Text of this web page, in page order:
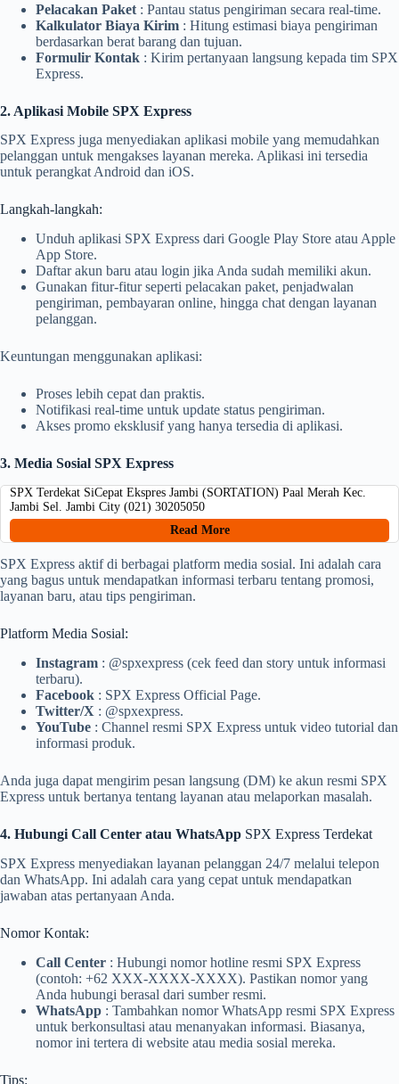
Pelacakan Paket : Pantau status pengiriman secara real-time.
Kalkulator Biaya Kirim : Hitung estimasi biaya pengiriman
berdasarkan berat barang dan tujuan.
Formulir Kontak : Kirim pertanyaan langsung kepada tim SPX
Express.
2. Aplikasi Mobile SPX Express
SPX Express juga menyediakan aplikasi mobile yang memudahkan
pelanggan untuk mengakses layanan mereka. Aplikasi ini tersedia
untuk perangkat Android dan iOS.
Langkah-langkah:
Unduh aplikasi SPX Express dari Google Play Store atau Apple
App Store.
Daftar akun baru atau login jika Anda sudah memiliki akun.
Gunakan fitur-fitur seperti pelacakan paket, penjadwalan
pengiriman, pembayaran online, hingga chat dengan layanan
pelanggan.
Keuntungan menggunakan aplikasi:
Proses lebih cepat dan praktis.
Notifikasi real-time untuk update status pengiriman.
Akses promo eksklusif yang hanya tersedia di aplikasi.
3. Media Sosial SPX Express
SPX Terdekat SiCepat Ekspres Jambi (SORTATION) Paal Merah Kec.
Jambi Sel. Jambi City (021) 30205050
Read More
SPX Express aktif di berbagai platform media sosial. Ini adalah cara
yang bagus untuk mendapatkan informasi terbaru tentang promosi,
layanan baru, atau tips pengiriman.
Platform Media Sosial:
Instagram : @spxexpress (cek feed dan story untuk informasi
terbaru).
Facebook : SPX Express Official Page.
Twitter/X : @spxexpress.
YouTube : Channel resmi SPX Express untuk video tutorial dan
informasi produk.
Anda juga dapat mengirim pesan langsung (DM) ke akun resmi SPX
Express untuk bertanya tentang layanan atau melaporkan masalah.
4. Hubungi Call Center atau WhatsApp SPX Express Terdekat
SPX Express menyediakan layanan pelanggan 24/7 melalui telepon
dan WhatsApp. Ini adalah cara yang cepat untuk mendapatkan
jawaban atas pertanyaan Anda.
Nomor Kontak:
Call Center : Hubungi nomor hotline resmi SPX Express
(contoh: +62 XXX-XXXX-XXXX). Pastikan nomor yang
Anda hubungi berasal dari sumber resmi.
WhatsApp : Tambahkan nomor WhatsApp resmi SPX Express
untuk berkonsultasi atau menanyakan informasi. Biasanya,
nomor ini tertera di website atau media sosial mereka.
Tips: